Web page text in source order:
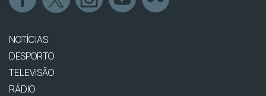
NOTÍCIAS
DESPORTO
TELEVISÃO
RÁDIO